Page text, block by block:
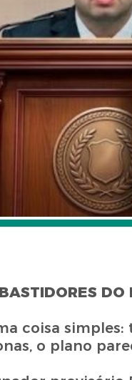
BASTIDORES DO
coisa
o plano